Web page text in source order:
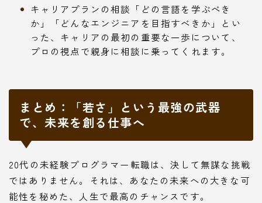
キャリアプランの相談「どの言語を学ぶべき
か」「どんなエンジニアを目指すべきか」とい
った、キャリアの最初の重要な一歩について、
プロの視点で親身に相談に乗ってくれます。
まとめ：「若さ」という最強の武器
で、未来を創る仕事へ
20代の未経験プログラマー転職は、決して無謀な挑戦
ではありません。それは、あなたの未来への大きな可
能性を秘めた、人生で最高のチャンスです。